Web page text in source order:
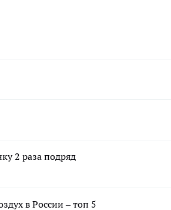
2 раза подряд
в России – топ 5